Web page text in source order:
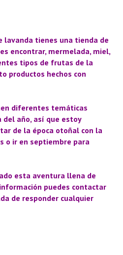
lavanda tienes una tienda de
encontrar, mermelada, miel,
tipos de frutas de la
productos hechos con
diferentes temáticas
del año, así que estoy
de la época otoñal con la
o ir en septiembre para
esta aventura llena de
puedes contactar
de responder cualquier